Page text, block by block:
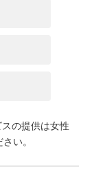
の提供は女性
い。